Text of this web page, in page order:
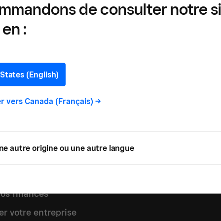
MIN
finances
votre entreprise
de consulter notre
:
(English)
vers Canada (Français) ->
autre origine ou une autre langue